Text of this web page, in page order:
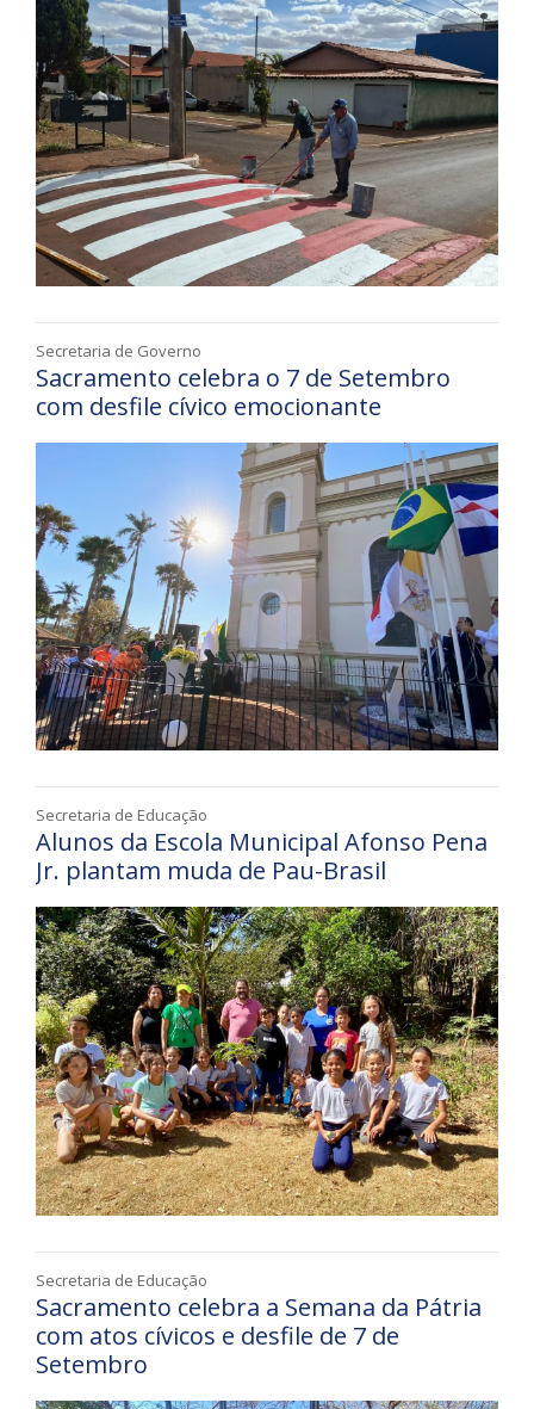
Secretaria de Governo
Sacramento celebra o 7 de Setembro
com desfile cívico emocionante
Secretaria de Educação
Alunos da Escola Municipal Afonso Pena
Jr. plantam muda de Pau-Brasil
Secretaria de Educação
Sacramento celebra a Semana da Pátria
com atos cívicos e desfile de 7 de
Setembro